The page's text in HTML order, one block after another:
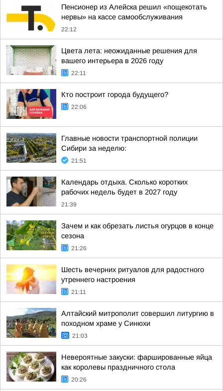
Пенсионер из Алейска решил «пощекотать
нервы» на кассе самообслуживания
22:12
Цвета лета: неожиданные решения для
вашего интерьера в 2026 году
22:11
Кто построит города будущего?
22:06
Главные новости транспортной полиции
Сибири за неделю:
21:51
Календарь отдыха. Сколько коротких
рабочих недель будет в 2027 году
21:39
Зачем и как обрезать листья огурцов в конце
сезона
21:26
Шесть вечерних ритуалов для радостного
утреннего настроения
21:11
Алтайский митрополит совершил литургию в
походном храме у Синюхи
21:03
Невероятные закуски: фаршированные яйца
как королевы праздничного стола
20:26